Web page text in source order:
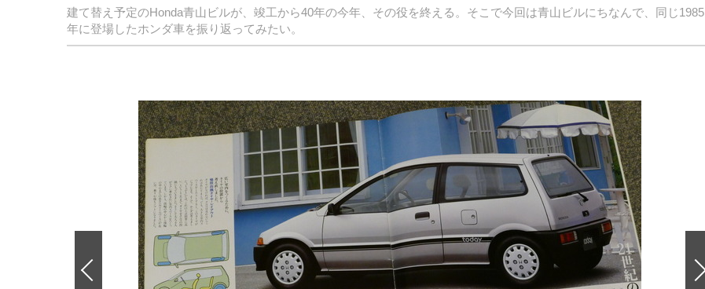
建て替え予定のHonda青山ビルが、竣工から40年の今年、その役を終える。そこで今回は青山ビルにちなんで、同じ1985
年に登場したホンダ車を振り返ってみたい。